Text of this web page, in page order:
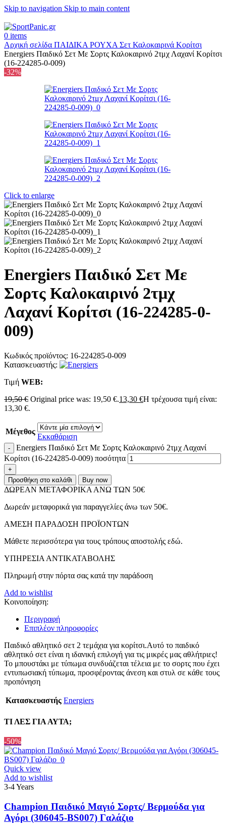
Skip to navigation Skip to main content
0 items
Αρχική σελίδα ΠΑΙΔΙΚΑ ΡΟΥΧΑ Σετ Καλοκαιρινά Κορίτσι
Energiers Παιδικό Σετ Mε Σορτς Καλοκαιρινό 2τμχ Λαχανί Κορίτσι
(16-224285-0-009)
-32%
Click to enlarge
Energiers Παιδικό Σετ Mε
Σορτς Καλοκαιρινό 2τμχ
Λαχανί Κορίτσι (16-224285-0-
009)
Κωδικός προϊόντος: 16-224285-0-009
Κατασκευαστής:
Τιμή WΕΒ:
19,50€ Original price was: 19,50 €.13,30 €Η τρέχουσα τιμή είναι:
13,30 €.
Μέγεθος
Εκκαθάριση
Energiers Παιδικό Σετ Mε Σορτς Καλοκαιρινό 2τμχ Λαχανί
Κορίτσι (16-224285-0-009) ποσότητα
Προσθήκη στο καλάθι Buy now
ΔΩΡΕΑΝ ΜΕΤΑΦΟΡΙΚΑ ΑΝΩ ΤΩΝ 50€
Δωρεάν μεταφορικά για παραγγελίες άνω των 50€.
ΑMEΣΗ ΠΑΡΑΔΟΣΗ ΠΡΟΪΟΝΤΩΝ
Μάθετε περισσότερα για τους τρόπους αποστολής εδώ.
ΥΠΗΡΕΣΙΑ ΑΝΤΙΚΑΤΑΒΟΛΗΣ
Πληρωμή στην πόρτα σας κατά την παράδοση
Add to wishlist
Κοινοποίηση:
Περιγραφή
Επιπλέον πληροφορίες
Παιδικό αθλητικό σετ 2 τεμάχια για κορίτσι.Αυτό το παιδικό
αθλητικό σετ είναι η ιδανική επιλογή για τις μικρές μας αθλήτριες!
Το μπουστάκι με τύπωμα συνδυάζεται τέλεια με το σορτς που έχει
εντυπωσιακή τύπωμα, προσφέροντας άνεση και στυλ σε κάθε τους
προπόνηση
Κατασκευαστής Energiers
ΤΙ ΛΕΣ ΓΙΑ ΑΥΤΑ;
-50%
Quick view
Add to wishlist
3-4 Years
Champion Παιδικό Μαγιό Σορτς/ Βερμούδα για
Αγόρι (306045-BS007) Γαλάζιο